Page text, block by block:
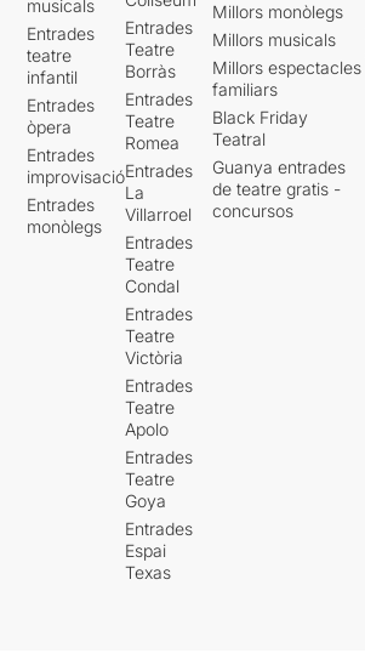
musicals
Entrades
teatre
infantil
Entrades
òpera
Entrades
improvisació
Entrades
monòlegs
Entrades
Teatre
Borràs
Entrades
Teatre
Romea
Entrades
La
Villarroel
Entrades
Teatre
Condal
Entrades
Teatre
Victòria
Entrades
Teatre
Apolo
Entrades
Teatre
Goya
Entrades
Espai
Texas
Millors monòlegs
Millors musicals
Millors espectacles
familiars
Black Friday
Teatral
Guanya entrades
de teatre gratis -
concursos